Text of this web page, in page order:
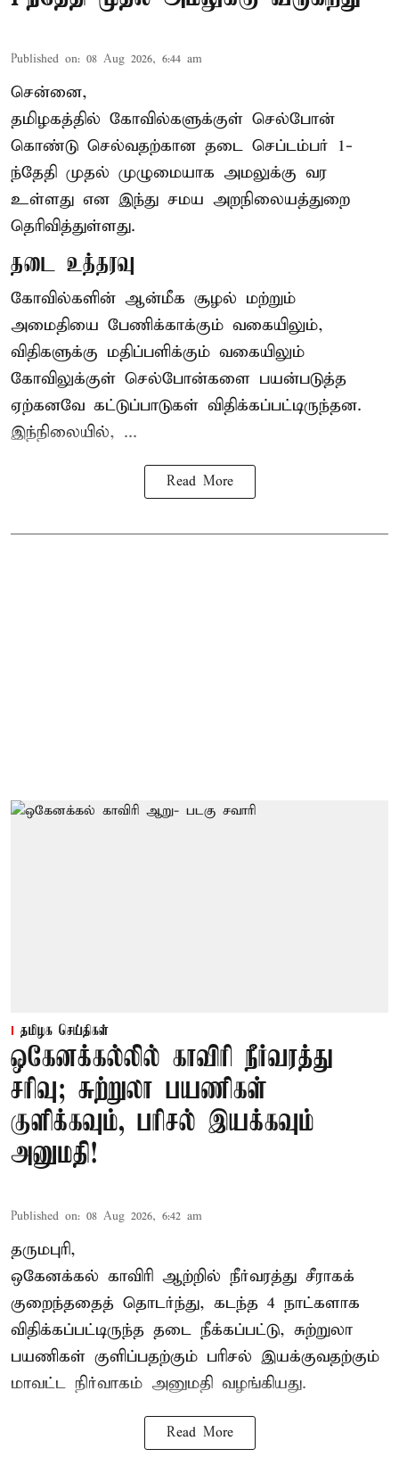
Published on: 08 Aug 2026, 6:44 am
சென்னை,
தமிழகத்தில் கோவில்களுக்குள் செல்போன்
கொண்டு செல்வதற்கான தடை செப்டம்பர் 1-
ந்தேதி முதல் முழுமையாக அமலுக்கு வர
உள்ளது என இந்து சமய அறநிலையத்துறை
தெரிவித்துள்ளது.
தடை உத்தரவு
கோவில்களின் ஆன்மீக சூழல் மற்றும்
அமைதியை பேணிக்காக்கும் வகையிலும்,
விதிகளுக்கு மதிப்பளிக்கும் வகையிலும்
கோவிலுக்குள் செல்போன்களை பயன்படுத்த
ஏற்கனவே கட்டுப்பாடுகள் விதிக்கப்பட்டிருந்தன.
இந்நிலையில், ...
Read More
தமிழக செய்திகள்
ஒகேனக்கல்லில் காவிரி நீர்வரத்து
சரிவு; சுற்றுலா பயணிகள்
குளிக்கவும், பரிசல் இயக்கவும்
அனுமதி!
Published on: 08 Aug 2026, 6:42 am
தருமபுரி,
ஒகேனக்கல் காவிரி ஆற்றில் நீர்வரத்து சீராகக்
குறைந்ததைத் தொடர்ந்து, கடந்த 4 நாட்களாக
விதிக்கப்பட்டிருந்த தடை நீக்கப்பட்டு, சுற்றுலா
பயணிகள் குளிப்பதற்கும் பரிசல் இயக்குவதற்கும்
மாவட்ட நிர்வாகம் அனுமதி வழங்கியது.
Read More